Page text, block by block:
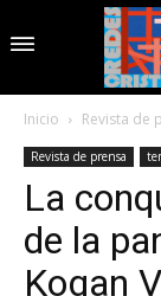
Inicio Revista de
Revista de prensa
La
de la
Kogan